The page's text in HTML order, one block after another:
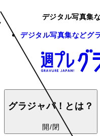
デジタル写真集
デジタル写真集などグ
グラジャパ！とは？
開/閉